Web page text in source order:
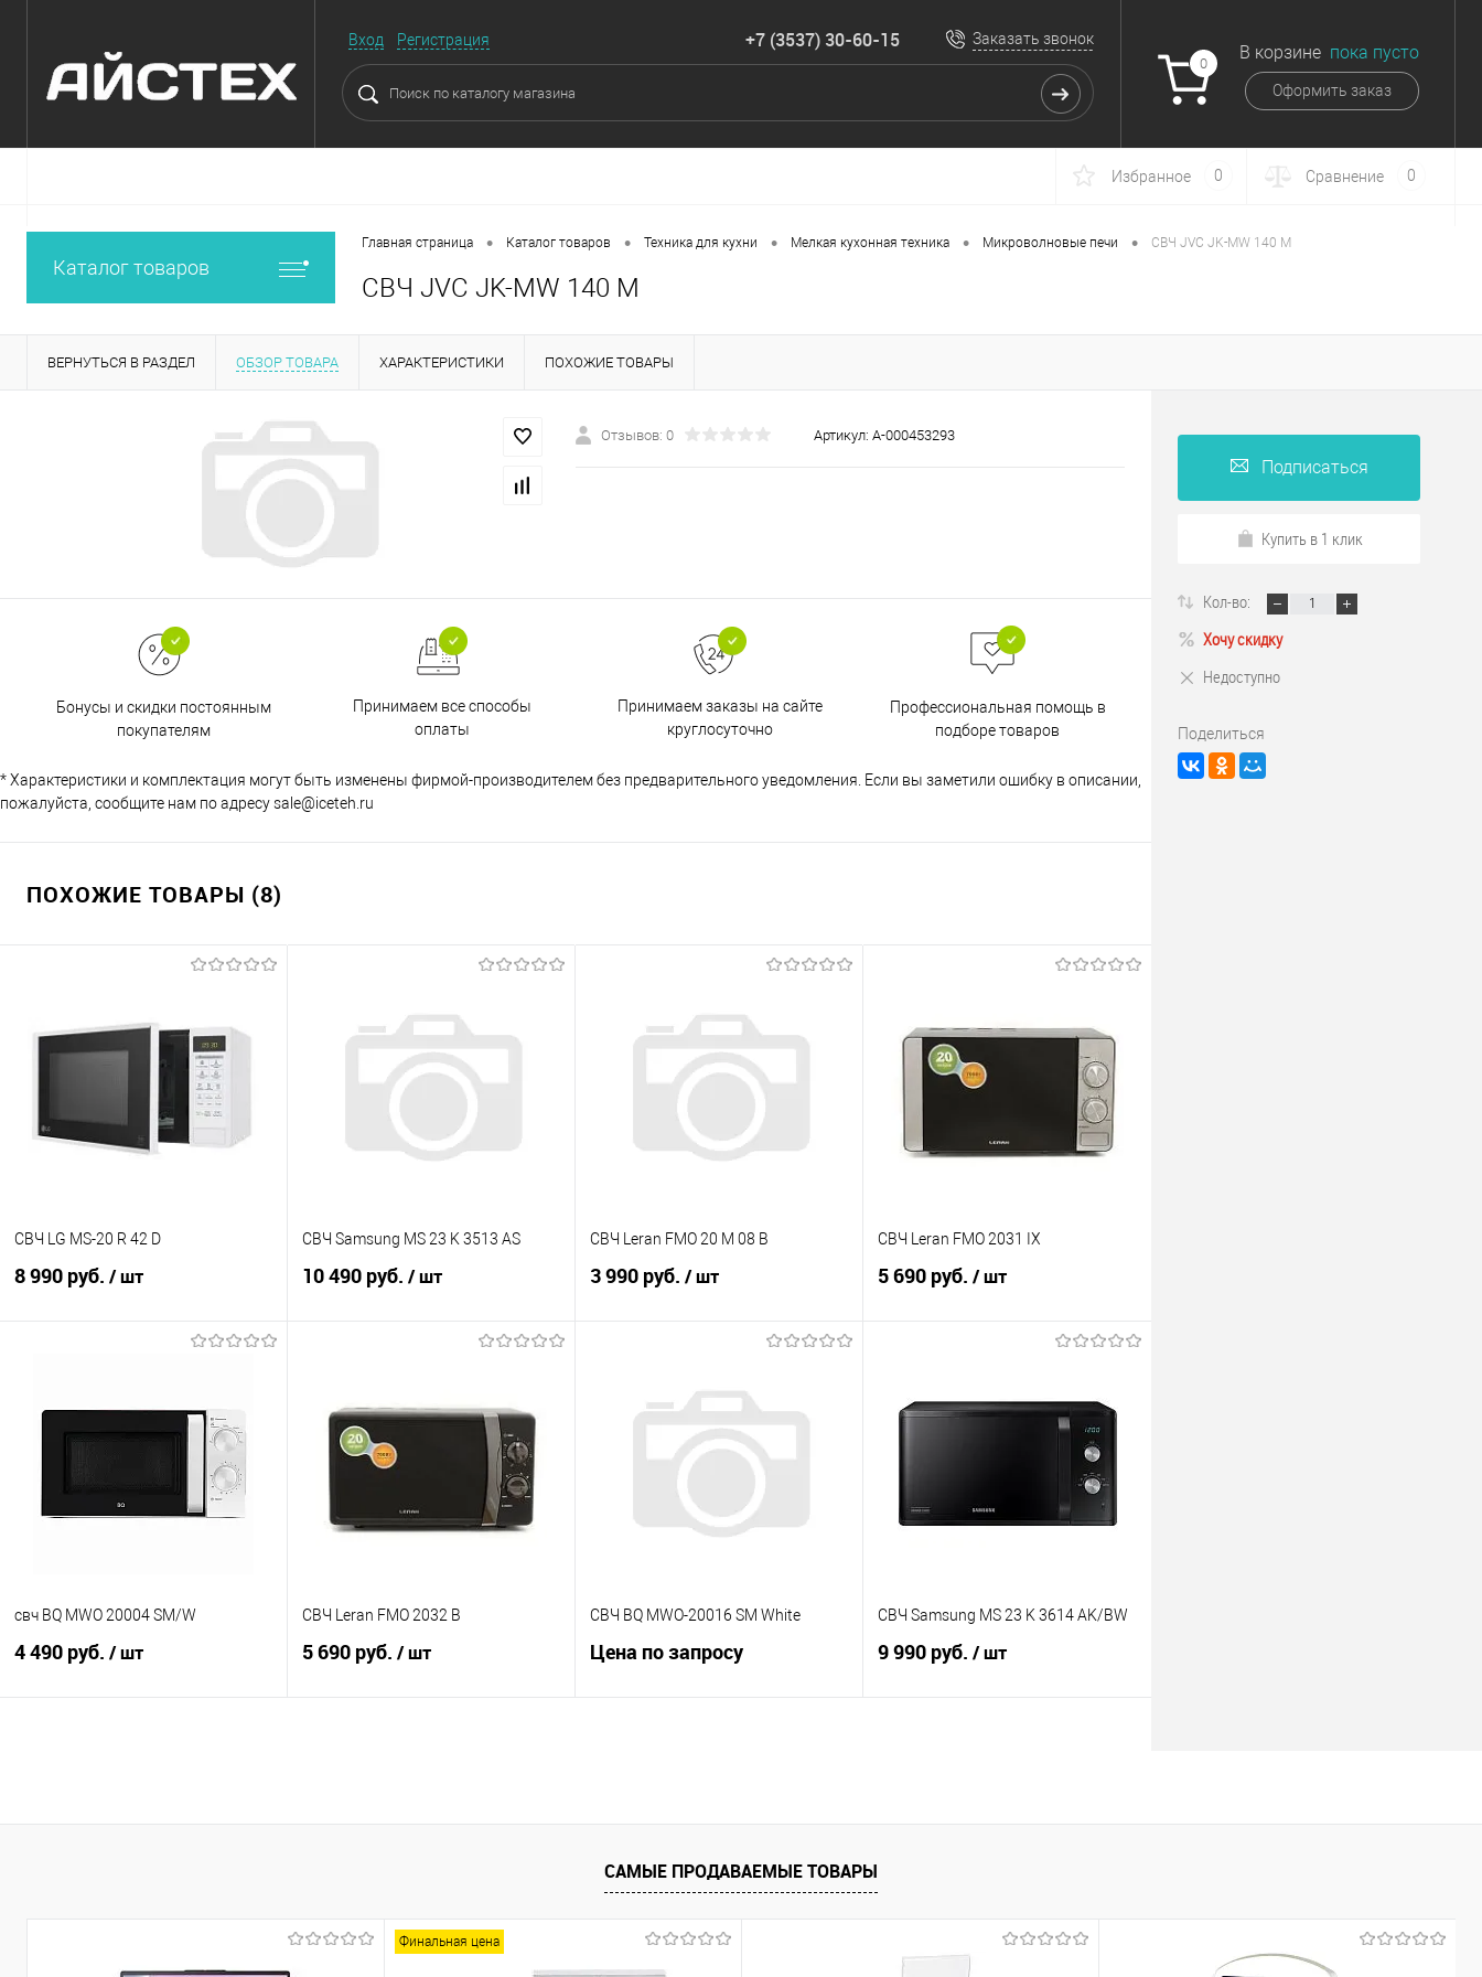
Вход Регистрация +7 (3537) 30-60-15 Заказать звонок
0
В корзине пока пусто
Оформить заказ
Избранное 0 Сравнение 0
Каталог товаров
Главная страница • Каталог товаров • Техника для кухни • Мелкая кухонная техника • Микроволновые печи • СВЧ JVC JK-MW 140 M
СВЧ JVC JK-MW 140 M
ВЕРНУТЬСЯ В РАЗДЕЛ ОБЗОР ТОВАРА ХАРАКТЕРИСТИКИ ПОХОЖИЕ ТОВАРЫ
Отзывов: 0 Артикул: А-000453293
Бонусы и скидки постоянным
покупателям
Принимаем все способы
оплаты
Принимаем заказы на сайте
круглосуточно
Профессиональная помощь в
подборе товаров
сертифицирован
* Характеристики и комплектация могут быть изменены фирмой-производителем без предварительного уведомления. Если вы заметили ошибку в описании,
пожалуйста, сообщите нам по адресу sale@iceteh.ru
ПОХОЖИЕ ТОВАРЫ (8)
СВЧ LG MS-20 R 42 D
8 990 руб. / шт
Купить в 1 клик
К сравнению
В наличии
СВЧ Samsung MS 23 K 3513 AS
10 490 руб. / шт
Купить в 1 клик
К сравнению
В избранное
В наличии
СВЧ Leran FMO 20 M 08 B
3 990 руб. / шт
Купить в 1 клик
К сравнению
В избранное
В наличии
СВЧ Leran FMO 2031 IX
5 690 руб. / шт
Купить в 1 клик
К сравнению
В наличии
свч BQ MWO 20004 SM/W
4 490 руб. / шт
В избранное
В наличии
СВЧ Leran FMO 2032 B
5 690 руб. / шт
В избранное
В наличии
СВЧ BQ MWO-20016 SM White
Цена по запросу
В избранное
В наличии
СВЧ Samsung MS 23 K 3614 AK/BW
9 990 руб. / шт
В избранное
В наличии
Подписаться
Купить в 1 клик
Кол-во:
Хочу скидку
Недоступно
Поделиться
САМЫЕ ПРОДАВАЕМЫЕ ТОВАРЫ
Финальная цена